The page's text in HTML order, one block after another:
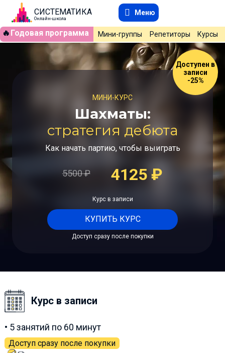
СИСТЕМАТИКА
Онлайн-школа
Меню
🔥 Годовая программа Мини-группы Репетиторы Курсы
Доступен в
записи
-25%
МИНИ-КУРС
Шахматы:
стратегия дебюта
Как начать партию, чтобы выиграть
5500₽ 4125 ₽
Курс в записи
КУПИТЬ КУРС
Доступ сразу после покупки
Курс в записи
• 5 занятий по 60 минут
Доступ сразу после покупки